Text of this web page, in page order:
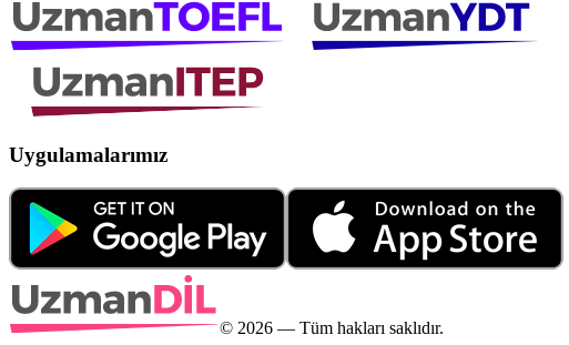
Uygulamalarımız
© 2026 — Tüm hakları saklıdır.